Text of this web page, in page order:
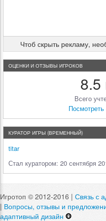
Чтоб скрыть рекламу,
ОЦЕНКИ И ОТЗЫВЫ ИГРОКОВ
8.5
Всего
Посмотреть
КУРАТОР ИГРЫ (ВРЕМЕННЫЙ)
titar
Стал куратором: 20 сентября
Игротоп © 2012-2016 | Связь с
| Вопросы, отзывы и
адаптивный дизайн